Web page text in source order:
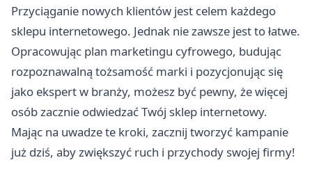
Przyciąganie nowych klientów jest celem każdego
sklepu internetowego. Jednak nie zawsze jest to łatwe.
Opracowując plan marketingu cyfrowego, budując
rozpoznawalną tożsamość marki i pozycjonując się
jako ekspert w branży, możesz być pewny, że więcej
osób zacznie odwiedzać Twój sklep internetowy.
Mając na uwadze te kroki, zacznij tworzyć kampanie
już dziś, aby zwiększyć ruch i przychody swojej firmy!